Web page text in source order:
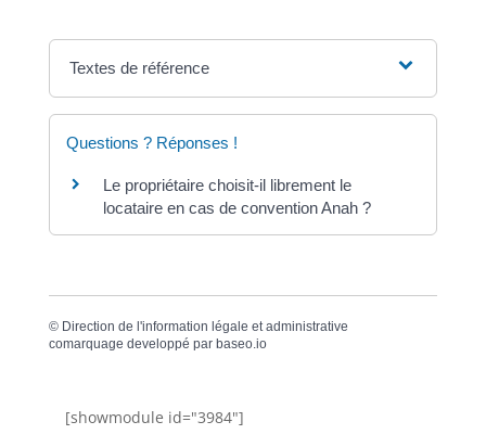
Textes de référence
Questions ? Réponses !
Le propriétaire choisit-il librement le
locataire en cas de convention Anah ?
© Direction de l'information légale et administrative
comarquage developpé par baseo.io
[showmodule id="3984"]